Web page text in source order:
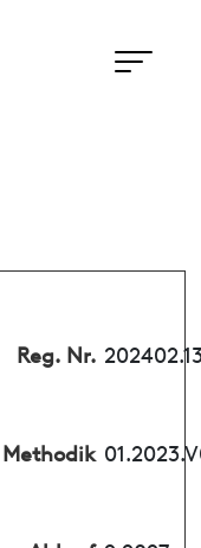
Reg. Nr.
Methodik